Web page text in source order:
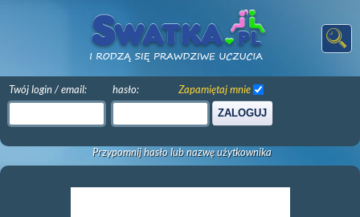
Twój login / email: hasło:
ZALOGUJ
Zapamiętaj mnie
Przypomnij hasło lub nazwę użytkownika